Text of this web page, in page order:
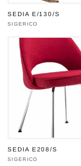
SEDIA E/130/S
Produttore:
SIGERICO
SEDIA E208/S
Produttore:
SIGERICO